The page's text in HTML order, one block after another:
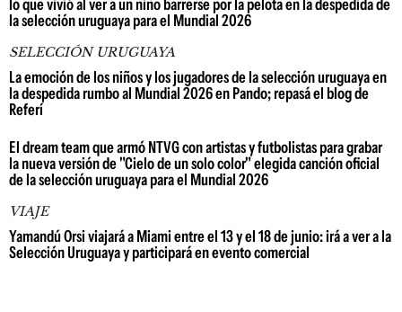
lo que vivió al ver a un niño barrerse por la pelota en la despedida de
la selección uruguaya para el Mundial 2026
SELECCIÓN URUGUAYA
La emoción de los niños y los jugadores de la selección uruguaya en
la despedida rumbo al Mundial 2026 en Pando; repasá el blog de
Referí
El dream team que armó NTVG con artistas y futbolistas para grabar
la nueva versión de "Cielo de un solo color" elegida canción oficial
de la selección uruguaya para el Mundial 2026
VIAJE
Yamandú Orsi viajará a Miami entre el 13 y el 18 de junio: irá a ver a la
Selección Uruguaya y participará en evento comercial